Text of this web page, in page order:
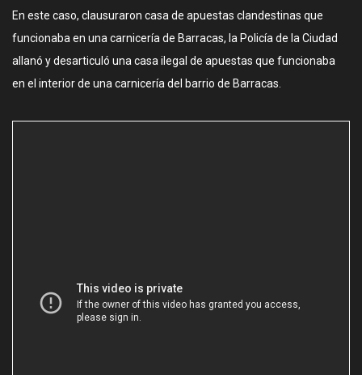
En este caso, clausuraron casa de apuestas clandestinas que
funcionaba en una carnicería de Barracas, la Policía de la Ciudad
allanó y desarticuló una casa ilegal de apuestas que funcionaba
en el interior de una carnicería del barrio de Barracas.